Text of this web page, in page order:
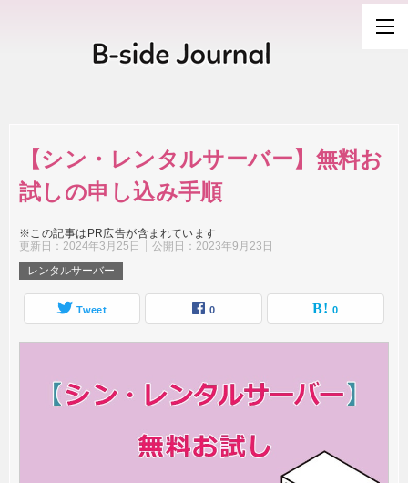
【シン・レンタルサーバー】無料お
試しの申し込み手順
※この記事はPR広告が含まれています
更新日： 2024年3月25日 公開日： 2023年9月23日
レンタルサーバー
Tweet 0 0